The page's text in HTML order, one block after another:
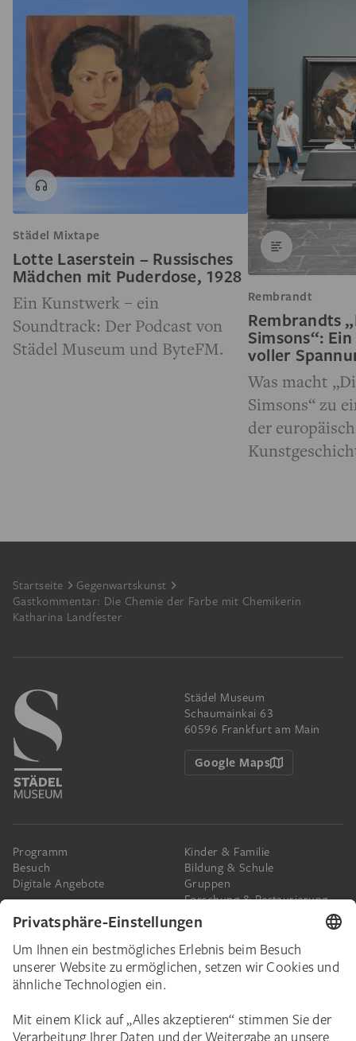
Städel Mixtape
Lotte Laserstein – Russisches
Mädchen mit Puderdose, 1928
Ein Kunstwerk – ein
Soundtrack: Der Podcast von
Städel Museum und ByteFM.
Rembrandt
Rembrandts
Simsons“:
voller
Was macht
Simsons“ zu
der
Footer
Startseite
Gegenwartskunst
Gastkommentar: Die Chemie der Farbe mit Chemikerin
Katharina Landfester
Städel Museum
Schaumainkai 63
60596 Frankfurt am Main
Google Maps
Programm
Besuch
Digitale Angebote
Kinder & Familie
Bildung & Schule
Gruppen
Forschung & Restaurierung
Presse
Das Städel
Spenden
Schenkungen & Nachlass
Städel Stories
Newsletter